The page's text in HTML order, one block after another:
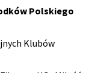
Polskiego
Klubów